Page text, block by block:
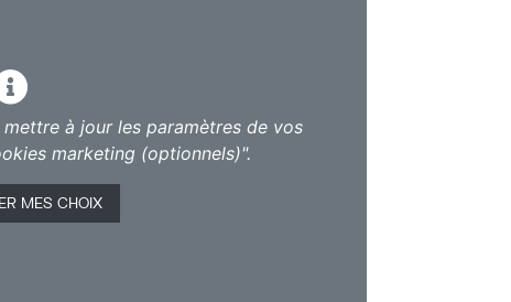
à jour les paramètres de vos
marketing (optionnels)".
MES CHOIX